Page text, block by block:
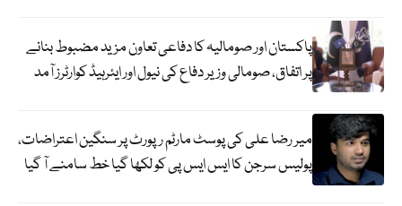
پاکستان اور صومالیہ کا دفاعی تعاون مزید مضبوط بنانے
پر اتفاق، صومالی وزیر دفاع کی نیول اور ایئرہیڈ کوارٹرز آمد
میر رضا علی کی پوسٹ مارٹم رپورٹ پر سنگین اعتراضات،
پولیس سرجن کا ایس ایس پی کو لکھا گیا خط سامنے آ گیا